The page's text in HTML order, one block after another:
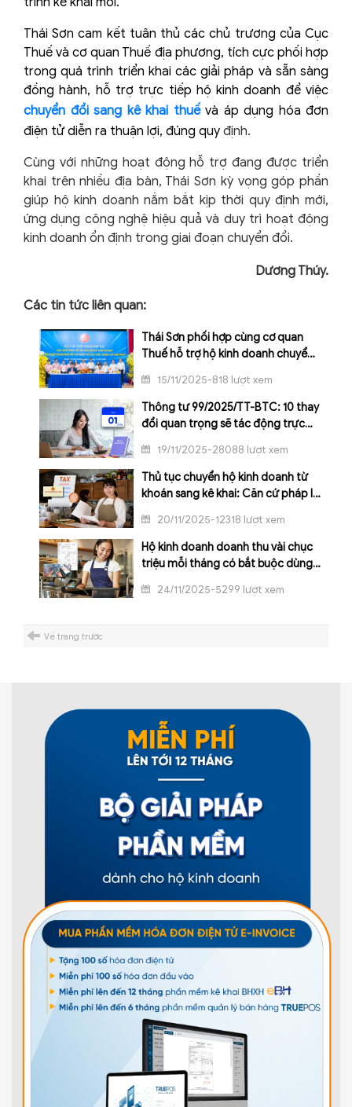
Thái Sơn cam kết tuân thủ các chủ trương của Cục
Thuế và cơ quan Thuế địa phương, tích cực phối hợp
trong quá trình triển khai các giải pháp và sẵn sàng
đồng hành, hỗ trợ trực tiếp hộ kinh doanh để việc
chuyển đổi sang kê khai thuếvà áp dụng hóa đơn
điện tử diễn ra thuận lợi, đúng quy định.
Cùng với những hoạt động hỗ trợ đang được triển
khai trên nhiều địa bàn, Thái Sơn kỳ vọng góp phần
giúp hộ kinh doanh nắm bắt kịp thời quy định mới,
ứng dụng công nghệ hiệu quả và duy trì hoạt động
kinh doanh ổn định trong giai đoạn chuyển đổi.
Dương Thúy.
Các tin tức liên quan:
Thái Sơn phối hợp cùng cơ quan
Thuế hỗ trợ hộ kinh doanh chuyển
đơn điện tử
15/11/2025-818 lượt xem
Thông tư 99/2025/TT-BTC: 10 thay
đổi quan trọng sẽ tác động trực
19/11/2025-28088 lượt xem
Thủ tục chuyển hộ kinh doanh từ
khoán sang kê khai: Căn cứ pháp lý
20/11/2025-12318 lượt xem
Hộ kinh doanh doanh thu vài chục
triệu mỗi tháng có bắt buộc dùng
24/11/2025-5299 lượt xem
Về trang trước